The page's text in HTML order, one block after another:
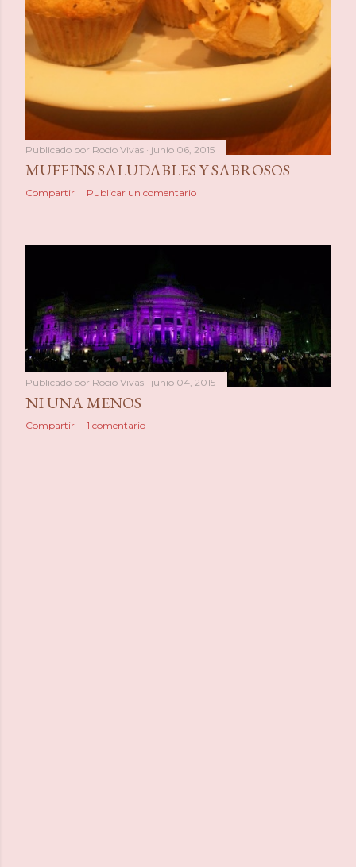
Publicado por Rocio Vivas junio 06, 2015
MUFFINS SALUDABLES Y SABROSOS
Compartir Publicar un comentario
Publicado por Rocio Vivas junio 04, 2015
NI UNA MENOS
Compartir 1 comentario